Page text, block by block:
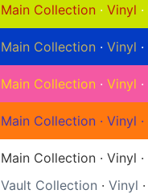
Main Collection · Vinyl ·
Main Collection · Vinyl ·
Main Collection · Vinyl ·
Main Collection · Vinyl ·
Main Collection · Vinyl ·
Vault Collection · Vinyl ·